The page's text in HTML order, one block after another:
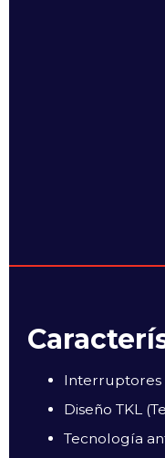
Interruptores
Diseño TKL
Tecnología